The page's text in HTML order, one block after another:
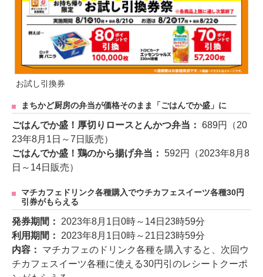
お試し引換券
まちかど厨房の弁当が価格そのまま「ごはんでか盛」に
ごはんでか盛！厚切りロースとんかつ弁当： 689円（20
23年8月1日～7日販売）
ごはんでか盛！鶏のから揚げ弁当： 592円（2023年8月8
日～14日販売）
マチカフェドリンク各種購入でウチカフェスイーツ各種30円
引券がもらえる
発券期間： 2023年8月1日0時～14日23時59分
利用期間： 2023年8月1日0時～21日23時59分
内容： マチカフェのドリンク各種を購入すると、次回ウ
チカフェスイーツ各種に使える30円引のレシートクーポ